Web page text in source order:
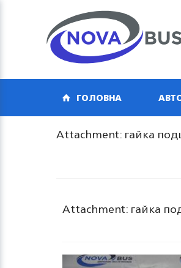
ГОЛОВНА
Attachment: гайка
Attachment: гайка